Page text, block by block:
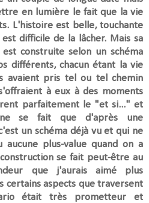
en lumière le fait que la vie
L'histoire est belle, touchante
difficile de la lâcher. Mais sa
construite selon un schéma
différents, chacun étant la vie
avaient pris tel ou tel chemin
à eux à des moments
parfaitement le "et si..." et
se fait que d'après une
un schéma déjà vu et qui ne
aucune plus-value quand on a
se fait peut-être au
que j'aurais aimé plus
certains aspects que traversent
était très prometteur et